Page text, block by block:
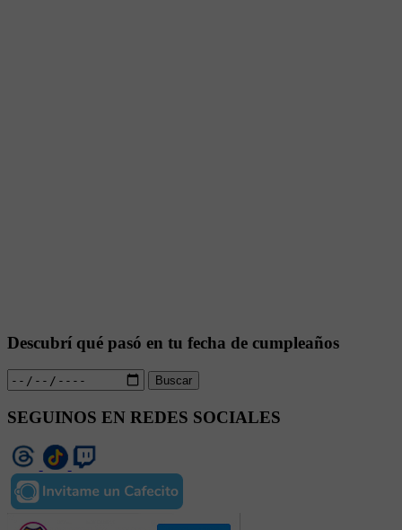
Descubrí qué pasó en tu fecha de cumpleaños
Buscar
SEGUINOS EN REDES SOCIALES